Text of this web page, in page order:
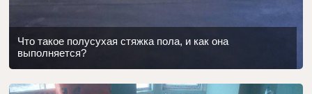
Что такое полусухая стяжка пола, и как она
выполняется?